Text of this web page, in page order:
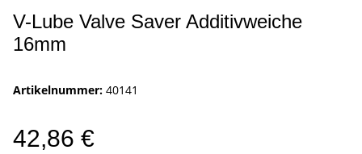
V-Lube Valve Saver Additivweiche
16mm
Artikelnummer: 40141
42,86 €